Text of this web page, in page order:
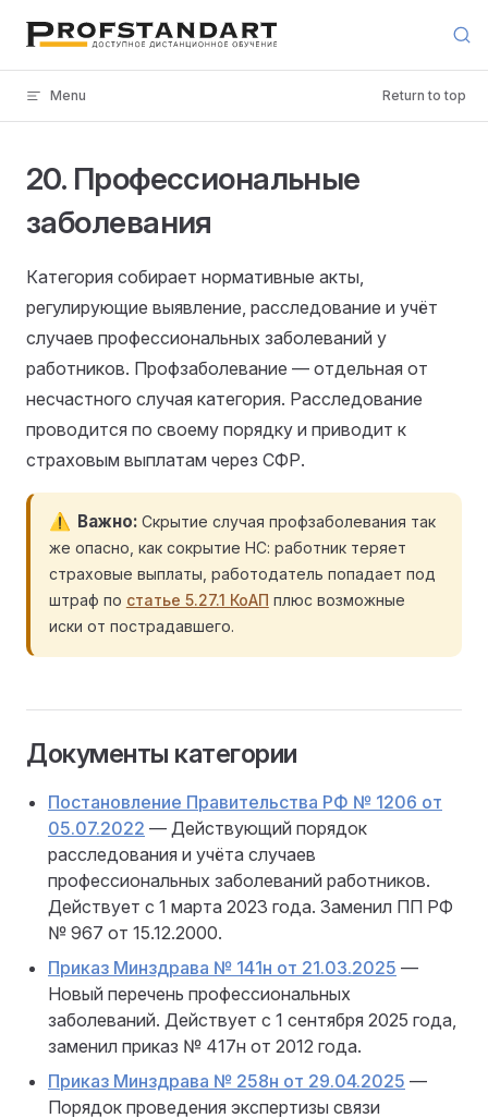
Skip to content
Menu Return to top
20. Профессиональные
заболевания
Категория собирает нормативные акты,
регулирующие выявление, расследование и учёт
случаев профессиональных заболеваний у
работников. Профзаболевание — отдельная от
несчастного случая категория. Расследование
проводится по своему порядку и приводит к
страховым выплатам через СФР.
Важно Скрытие случая профзаболевания так
же опасно, как сокрытие НС: работник теряет
страховые выплаты, работодатель попадает под
штраф по статье 5.27.1 КоАП плюс возможные
иски от пострадавшего.
Документы категории
Постановление Правительства РФ № 1206 от
05.07.2022 — Действующий порядок
расследования и учёта случаев
профессиональных заболеваний работников.
Действует с 1 марта 2023 года. Заменил ПП РФ
№ 967 от 15.12.2000.
Приказ Минздрава № 141н от 21.03.2025 —
Новый перечень профессиональных
заболеваний. Действует с 1 сентября 2025 года,
заменил приказ № 417н от 2012 года.
Приказ Минздрава № 258н от 29.04.2025 —
Порядок проведения экспертизы связи